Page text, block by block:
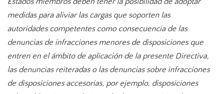
medidas para aliviar las cargas que soporten las
autoridades competentes como consecuencia de las
denuncias de infracciones menores de disposiciones que
entren en el ámbito de aplicación de la presente Directiva,
las denuncias reiteradas o las denuncias sobre infracciones
de disposiciones accesorias, por ejemplo, disposiciones